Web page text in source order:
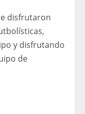
disfrutaron
y disfrutando
de